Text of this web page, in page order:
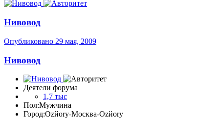
Нивовод
Опубликовано 29 мая, 2009
Нивовод
Деятели форума
1,7 тыс
Пол:Мужчина
Город:Ozйоry-Москва-Ozйоry